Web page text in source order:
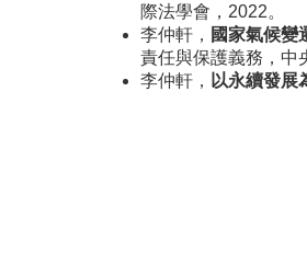
際法學會，2022。
李仲軒， 國家氣候變
責任與保護義務，中
李仲軒， 以永續發展